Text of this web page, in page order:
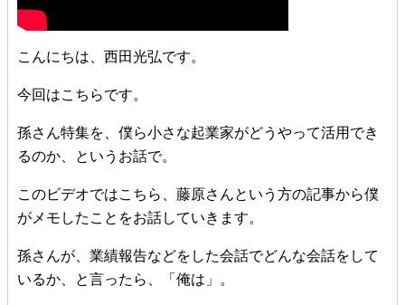
こんにちは、西田光弘です。
今回はこちらです。
孫さん特集を、僕ら小さな起業家がどうやって活用でき
るのか、というお話で。
このビデオではこちら、藤原さんという方の記事から僕
がメモしたことをお話していきます。
孫さんが、業績報告などをした会話でどんな会話をして
いるか、と言ったら、「俺は」。